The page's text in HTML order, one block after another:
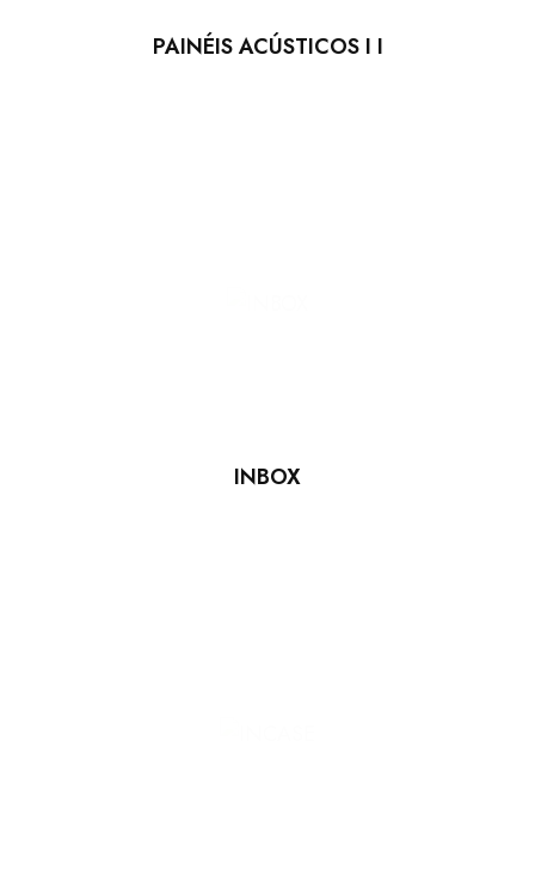
PAINÉIS ACÚSTICOS I I
INBOX